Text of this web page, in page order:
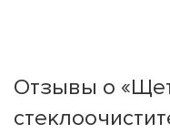
Отзывы о